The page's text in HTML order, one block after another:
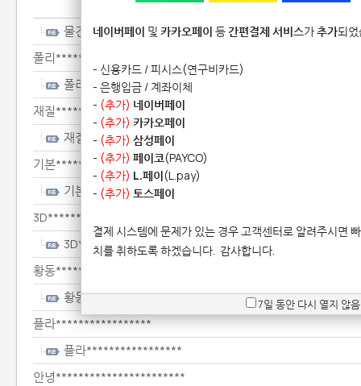
물건**********
폴리**********
폴리**********
재질***********
재질***********
기본*************
기본*************
3D********
3D********
황동****************
황동****************
플라*****************
플라*****************
안녕***********************
네이버페이 및 카카오페이 등간편결제 서비스가추가되
- 신용카드 / 피시스(연구비카드)
- 은행입금 / 계좌이체
- (추가) 네이버페이
- (추가) 카카오페이
- (추가) 삼성페이
- (추가) 페이코(PAYCO)
- (추가) L.페이(L.pay)
- (추가) 토스페이
결제 시스템에 문제가 있는 경우 고객센터로 알려주시면
치를 취하도록 하겠습니다. 감사합니다.
7일 동안 다시 열지 않음